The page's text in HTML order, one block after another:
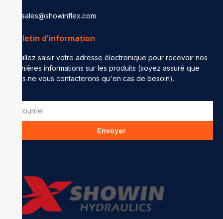
sales@showinflex.com
Bulletin d'information
Veuillez saisir votre adresse électronique pour recevoir nos
dernières informations sur les produits (soyez assuré que
nous ne vous contacterons qu'en cas de besoin).
Envoyer